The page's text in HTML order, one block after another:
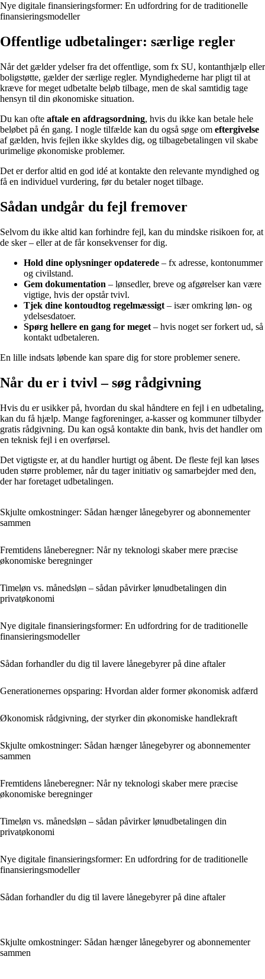
Nye digitale finansieringsformer: En udfordring for de traditionelle
finansieringsmodeller
Offentlige udbetalinger: særlige regler
Når det gælder ydelser fra det offentlige, som fx SU, kontanthjælp eller
boligstøtte, gælder der særlige regler. Myndighederne har pligt til at
kræve for meget udbetalte beløb tilbage, men de skal samtidig tage
hensyn til din økonomiske situation.
Du kan ofte aftale en afdragsordning, hvis du ikke kan betale hele
beløbet på én gang. I nogle tilfælde kan du også søge om eftergivelse
af gælden, hvis fejlen ikke skyldes dig, og tilbagebetalingen vil skabe
urimelige økonomiske problemer.
Det er derfor altid en god idé at kontakte den relevante myndighed og
få en individuel vurdering, før du betaler noget tilbage.
Sådan undgår du fejl fremover
Selvom du ikke altid kan forhindre fejl, kan du mindske risikoen for, at
de sker – eller at de får konsekvenser for dig.
Hold dine oplysninger opdaterede – fx adresse, kontonummer
og civilstand.
Gem dokumentation – lønsedler, breve og afgørelser kan være
vigtige, hvis der opstår tvivl.
Tjek dine kontoudtog regelmæssigt – især omkring løn- og
ydelsesdatoer.
Spørg hellere en gang for meget – hvis noget ser forkert ud, så
kontakt udbetaleren.
En lille indsats løbende kan spare dig for store problemer senere.
Når du er i tvivl – søg rådgivning
Hvis du er usikker på, hvordan du skal håndtere en fejl i en udbetaling,
kan du få hjælp. Mange fagforeninger, a-kasser og kommuner tilbyder
gratis rådgivning. Du kan også kontakte din bank, hvis det handler om
en teknisk fejl i en overførsel.
Det vigtigste er, at du handler hurtigt og åbent. De fleste fejl kan løses
uden større problemer, når du tager initiativ og samarbejder med den,
der har foretaget udbetalingen.
Skjulte omkostninger: Sådan hænger lånegebyrer og abonnementer
sammen
Fremtidens låneberegner: Når ny teknologi skaber mere præcise
økonomiske beregninger
Timeløn vs. månedsløn – sådan påvirker lønudbetalingen din
privatøkonomi
Nye digitale finansieringsformer: En udfordring for de traditionelle
finansieringsmodeller
Sådan forhandler du dig til lavere lånegebyrer på dine aftaler
Generationernes opsparing: Hvordan alder former økonomisk adfærd
Økonomisk rådgivning, der styrker din økonomiske handlekraft
Skjulte omkostninger: Sådan hænger lånegebyrer og abonnementer
sammen
Fremtidens låneberegner: Når ny teknologi skaber mere præcise
økonomiske beregninger
Timeløn vs. månedsløn – sådan påvirker lønudbetalingen din
privatøkonomi
Nye digitale finansieringsformer: En udfordring for de traditionelle
finansieringsmodeller
Sådan forhandler du dig til lavere lånegebyrer på dine aftaler
Skjulte omkostninger: Sådan hænger lånegebyrer og abonnementer
sammen